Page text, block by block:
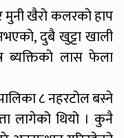
मुनी खैरो कलरको हाप
दुबै खुट्टा खाली
ब्यक्तिको लास फेला
८ नहरटोल बस्ने
लागेको थियो । कुनै